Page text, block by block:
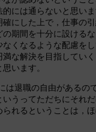
的には通らないと思いま
確にした上で，仕事の
の期間を十分に設ける
なくなるような配慮を
満な解決を目指してい
います。
退職の自由があるの
いうってただちにそれ
られるということは，